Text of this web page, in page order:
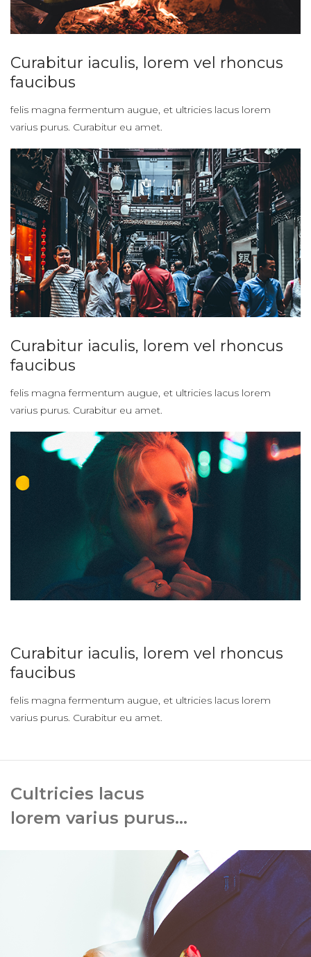
Curabitur iaculis, lorem vel rhoncus
faucibus
felis magna fermentum augue, et ultricies lacus lorem
varius purus. Curabitur eu amet.
Curabitur iaculis, lorem vel rhoncus
faucibus
felis magna fermentum augue, et ultricies lacus lorem
varius purus. Curabitur eu amet.
Curabitur iaculis, lorem vel rhoncus
faucibus
felis magna fermentum augue, et ultricies lacus lorem
varius purus. Curabitur eu amet.
Cultricies lacus
lorem varius purus...
FELIS MAGNA